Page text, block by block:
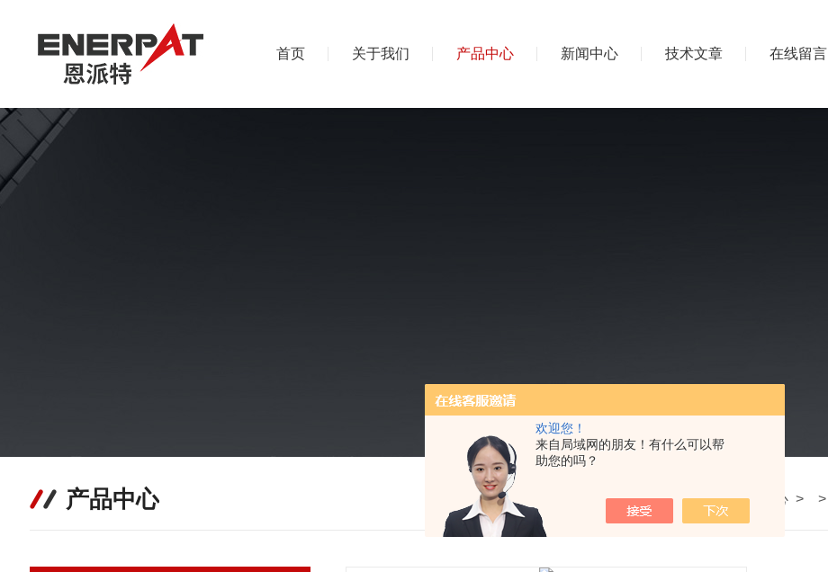
欢迎您！
来自局域网的朋友！有什么可以帮
助您的吗？
首页 关于我们 产品中心 新闻中心 技术文章 在线留言
产品中心 我的位置： 首页>产品中心 > >